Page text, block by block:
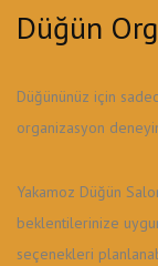
Düğün
Düğününüz için
organizasyon
Yakamoz Düğün
beklentilerinize
seçenekleri